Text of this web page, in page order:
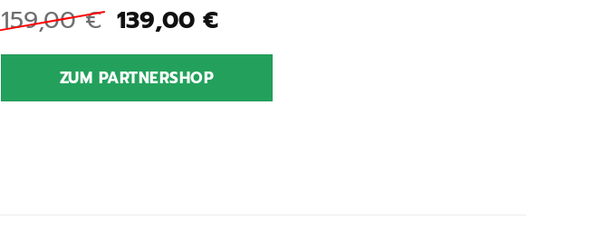
159,00€ Ursprünglicher
Preis
war:
159,00 €
139,00 €Aktueller
ist:
ZUM PARTNERSHOP